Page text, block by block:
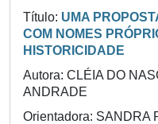
Título: UMA
COM NOMES
HISTORICIDADE
Autora: CLÉIA DO
ANDRADE
Orientadora: SANDRA